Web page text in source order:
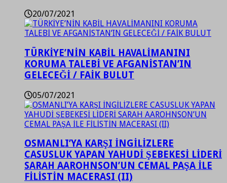
20/07/2021
TÜRKİYE’NİN KABİL HAVALİMANINI
KORUMA TALEBİ VE AFGANİSTAN’IN
GELECEĞİ / FAİK BULUT
05/07/2021
OSMANLI’YA KARŞI İNGİLİZLERE
CASUSLUK YAPAN YAHUDİ ŞEBEKESİ LİDERİ
SARAH AAROHNSON’UN CEMAL PAŞA İLE
FİLİSTİN MACERASI (II)